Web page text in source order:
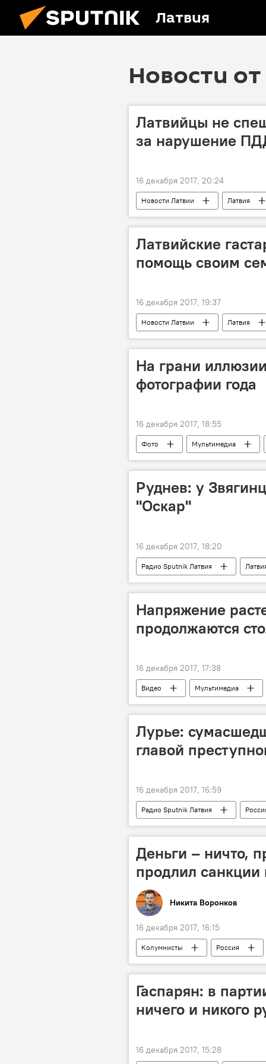
Латвия
Новости от
Латвийцы не
за нарушение
16 декабря 2017, 20:24
Новости Латвии Латвия
нарушения
Латвийские
помощь своим
16 декабря 2017, 19:37
Новости Латвии Латвия
Европейское объединение латышей
На грани
фотографии года
16 декабря 2017, 18:55
Фото Мультимедиа
Руднев: у
"Оскар"
16 декабря 2017, 18:20
Радио Sputnik Латвия
Илья Руднев
Золотой
Напряжение
продолжаются
16 декабря 2017, 17:38
Видео Мультимедиа
Дональд Трамп
Лурье:
главой
16 декабря 2017, 16:59
Радио Sputnik Латвия
WADA
Московская
Деньги – ничто,
продлил санкции
Никита Воронков
16 декабря 2017, 16:15
Колумнисты Россия
убытки
Гаспарян: в
ничего и никого
16 декабря 2017, 15:28